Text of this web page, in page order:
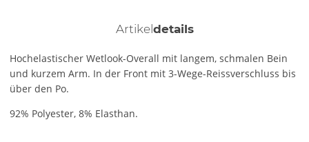
Artikel details
Hochelastischer Wetlook-Overall mit langem, schmalen Bein
und kurzem Arm. In der Front mit 3-Wege-Reissverschluss bis
über den Po.
92% Polyester, 8% Elasthan.